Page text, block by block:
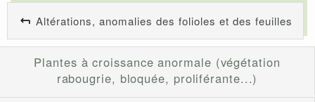
Altérations, anomalies des folioles et des feuilles
Plantes à croissance anormale (végétation
rabougrie, bloquée, proliférante...)